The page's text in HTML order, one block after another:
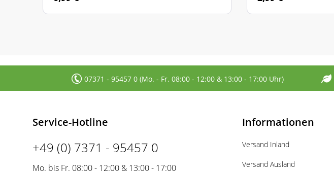
07371 - 95457 0 (Mo. - Fr. 08:00 - 12:00 & 13:00 - 17:00 Uhr)
Service-Hotline
+49 (0) 7371 - 95457 0
Mo. bis Fr. 08:00 - 12:00 & 13:00 - 17:00
Informationen
Versand Inland
Versand Ausland